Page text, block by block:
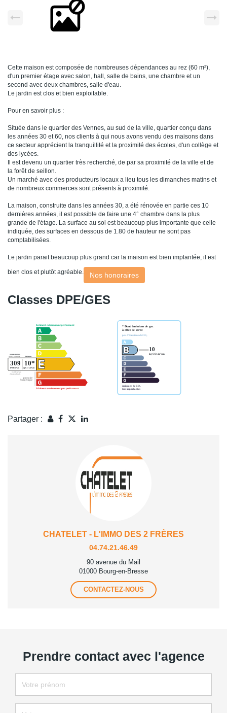
Cette maison est composée de nombreuses dépendances au rez (60 m²),
d'un premier étage avec salon, hall, salle de bains, une chambre et un
second avec deux chambres, salle d'eau.
Le jardin est clos et bien exploitable.
Pour en savoir plus :
Située dans le quartier des Vennes, au sud de la ville, quartier conçu dans
les années 30 et 60, nos clients à qui nous avons vendu des maisons dans
ce secteur apprécient la tranquillité et la proximité des écoles, d'un collège et
des lycées.
Il est devenu un quartier très recherché, de par sa proximité de la ville et de
la forêt de seillon.
Un marché avec des producteurs locaux a lieu tous les dimanches matins et
de nombreux commerces sont présents à proximité.
La maison, construite dans les années 30, a été rénovée en partie ces 10
dernières années, il est possible de faire une 4° chambre dans la plus
grande de l'étage. La surface au sol est beaucoup plus importante que celle
indiquée, des surfaces en dessous de 1.80 de hauteur ne sont pas
comptabilisées.
Le jardin parait beaucoup plus grand car la maison est bien implantée, il est
bien clos et plutôt agréable. Nos honoraires
Classes DPE/GES
Partager :
CHATELET - L'IMMO DES 2 FRÈRES
04.74.21.46.49
90 avenue du Mail
01000 Bourg-en-Bresse
CONTACTEZ-NOUS
Prendre contact avec l'agence